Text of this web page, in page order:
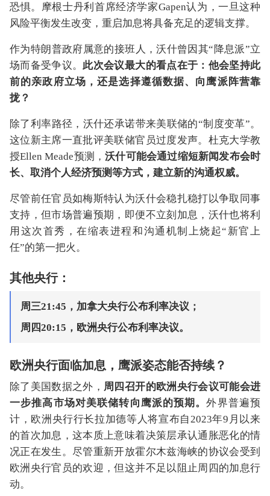
恐惧。摩根士丹利首席经济学家Gapen认为，一旦这种
风险平衡发生改变，重启加息将具备充足的逻辑支撑。
作为特朗普政府属意的接班人，沃什曾因其“降息派”立
场而备受争议。 此次会议最大的看点在于：他会坚持此
前的亲政府立场，还是选择遵循数据、向鹰派阵营靠
拢？
除了利率路径，沃什还承诺带来美联储的“制度变革”。
这位新主席一直批评美联储官员过度发声。杜克大学教
授Ellen Meade预测，沃什可能会通过缩短新闻发布会时
长、取消个人经济预测等方式，建立新的沟通权威。
尽管前任官员如梅斯特认为沃什会稳扎稳打以争取同事
支持，但市场普遍预期，即便不立刻加息，沃什也将利
用这次首秀，在缩表进程和沟通机制上烧起“新官上
任”的第一把火。
其他央行：
周三21:45，加拿大央行公布利率决议；
周四20:15，欧洲央行公布利率决议。
欧洲央行面临加息，鹰派姿态能否持续？
除了美国数据之外， 周四召开的欧洲央行会议可能会进
一步推高市场对美联储转向鹰派的预期。外界普遍预
计，欧洲央行行长拉加德等人将宣布自2023年9月以来
的首次加息，这本质上意味着决策层承认通胀恶化的情
况正在发生。尽管重新开放霍尔木兹海峡的协议会受到
欧洲央行官员的欢迎，但这并不足以阻止周四的加息行
动。